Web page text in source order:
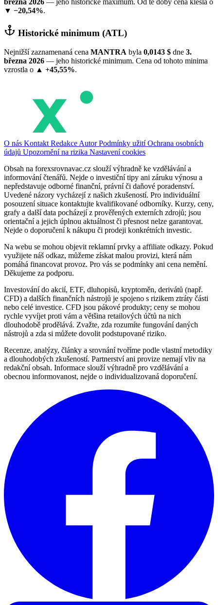
března 2026 — jeho historické maximum. Od té doby cena klesla o
▼ −20,54%.
Historické minimum (ATL)
Nejnižší zaznamenaná cena MANTRA byla 0,0143 $ dne 3.
března 2026 — jeho historické minimum. Cena od tohoto minima
vzrostla o ▲ +45,55%.
O nás Kontakt Redakce AutorPodmínky užitíOchrana osobních
údajů Upozornění na rizika Nastavení cookies
Obsah na forexsrovnavac.cz slouží výhradně ke vzdělávání a
informování čtenářů. Nejde o investiční tipy ani záruku výnosu a
nepředstavuje odborné finanční, právní či daňové poradenství.
Uvedené názory vycházejí z našich zkušeností. Pro individuální
posouzení situace kontaktujte kvalifikované odborníky. Kurzy, ceny,
grafy a další data pocházejí z prověřených externích zdrojů; jsou
orientační a jejich úplnou aktuálnost či přesnost nelze garantovat.
Nejde o doporučení k nákupu či prodeji konkrétních investic.
Na webu se mohou objevit reklamní prvky a affiliate odkazy. Pokud
využijete náš odkaz, můžeme získat malou provizi, která nám
pomáhá financovat provoz. Pro vás se podmínky ani cena nemění.
Děkujeme za podporu.
Investování do akcií, ETF, dluhopisů, kryptoměn, derivátů (např.
CFD) a dalších finančních nástrojů je spojeno s rizikem ztráty části
nebo celé investice. CFD jsou pákové produkty; ceny se mohou
rychle vyvíjet proti vám a většina retailových účtů na nich
dlouhodobě prodělává. Zvažte, zda rozumíte fungování daných
nástrojů a zda si můžete dovolit podstupované riziko.
Recenze, analýzy, články a srovnání tvoříme podle vlastní metodiky
a dlouhodobých zkušeností. Partnerství ani provize nemají vliv na
redakční obsah. Informace slouží výhradně pro vzdělávání a
obecnou informovanost, nejde o individualizovaná doporučení.